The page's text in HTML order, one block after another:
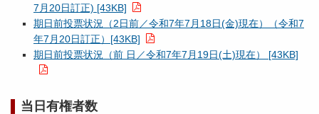
7月20日訂正) [43KB]
期日前投票状況（2日前／令和7年7月18日(金)現在）（令和7
年7月20日訂正）[43KB]
期日前投票状況（前 日／令和7年7月19日(土)現在） [43KB]
当日有権者数